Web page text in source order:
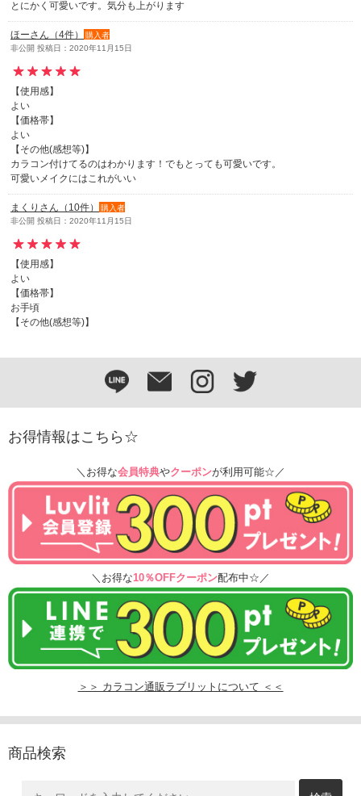
とにかく可愛いです。気分も上がります
ほーさん（4件）
購入者
非公開 投稿日：2020年11月15日
【使用感】
よい
【価格帯】
よい
【その他(感想等)】
カラコン付けてるのはわかります！でもとっても可愛いです。
可愛いメイクにはこれがいい
まくりさん（10件）
購入者
非公開 投稿日：2020年11月15日
【使用感】
よい
【価格帯】
お手頃
【その他(感想等)】
お得情報はこちら☆
＼お得な会員特典やクーポンが利用可能☆／
＼お得な10％OFFクーポン配布中☆／
＞＞ カラコン通販ラブリットについて ＜＜
商品検索